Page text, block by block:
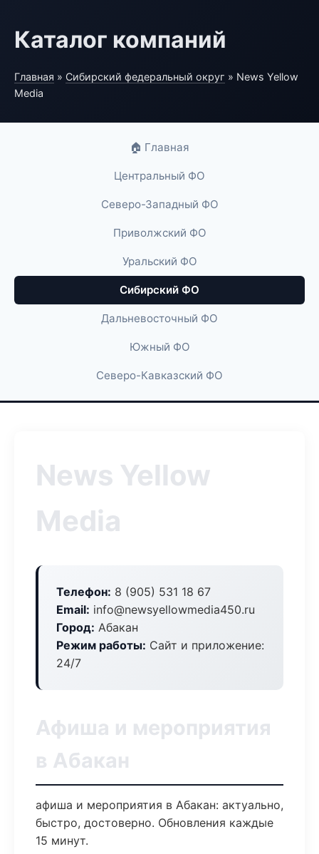
Каталог компаний
Главная » Сибирский федеральный округ » News Yellow
Media
🏠 Главная
Центральный ФО
Северо-Западный ФО
Приволжский ФО
Уральский ФО
Сибирский ФО
Дальневосточный ФО
Южный ФО
Северо-Кавказский ФО
News Yellow
Media
Телефон: 8 (905) 531 18 67
Email: info@newsyellowmedia450.ru
Город: Абакан
Режим работы: Сайт и приложение:
24/7
Афиша и мероприятия
в Абакан
афиша и мероприятия в Абакан: актуально,
быстро, достоверно. Обновления каждые
15 минут.